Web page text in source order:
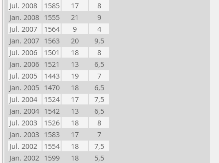
Jul. 2008
1585 17
8
Jan. 2008 1555 21
9
Jul. 2007
1564 9
4
Jan. 2007 1563 20
9,5
Jul. 2006
1501 18
8
Jan. 2006 1521 13
6,5
Jul. 2005
1443 19
7
Jan. 2005 1470 18
6,5
Jul. 2004
1524 17
7,5
Jan. 2004 1542 13
6,5
Jul. 2003
1526 18
8
Jan. 2003 1583 17
7
Jul. 2002
1554 18
7,5
Jan. 2002 1599 18
5,5